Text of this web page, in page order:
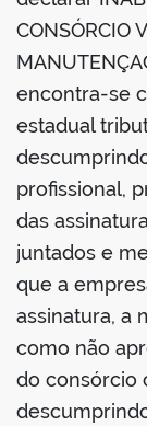
CONSÓRCIO
encontra-se
estadual
profissional,
das
juntados e
que a
assinatura, a
como não
do consórcio